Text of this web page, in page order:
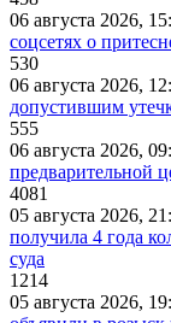
06 августа 2026,
соцсетях о
530
06 августа 2026,
допустившим
555
06 августа 2026,
предварительной
4081
05 августа 2026,
получила 4 года
суда
1214
05 августа 2026,